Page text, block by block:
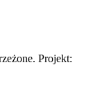
Projekt: